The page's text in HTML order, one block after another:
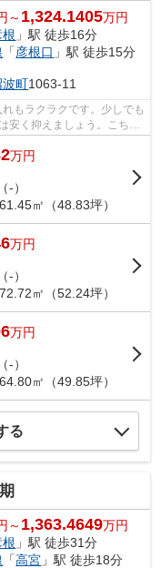
～ 1,324.1405万円
」駅 徒歩16分
「彦根口 」駅 徒歩15分
波町1063-11
もラクラクです。少しでも
安く抑えましょう。こちら
万円
-）
㎡（48.83坪）
万円
-）
㎡（52.24坪）
万円
-）
㎡（49.85坪）
る
～ 1,363.4649万円
」駅 徒歩31分
「高宮 」駅 徒歩18分